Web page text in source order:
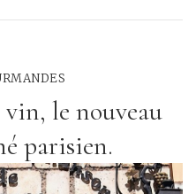
le nouveau
parisien.